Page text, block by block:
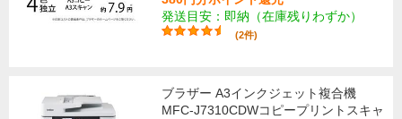
発送目安：即納（在庫残りわずか）
(2件)
ブラザー A3インクジェット複合機
MFC-J7310CDWコピープリントスキャ